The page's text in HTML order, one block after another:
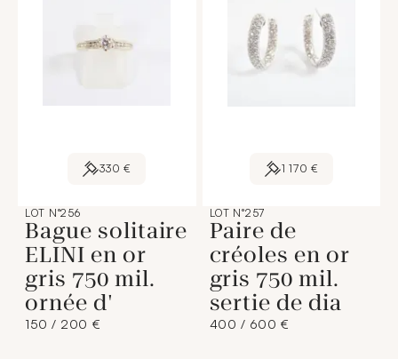
330 €
LOT N°256
Bague solitaire
ELINI en or
gris 750 mil.
ornée d'
150 / 200 €
1 170 €
LOT N°257
Paire de
créoles en or
gris 750 mil.
sertie de dia
400 / 600 €